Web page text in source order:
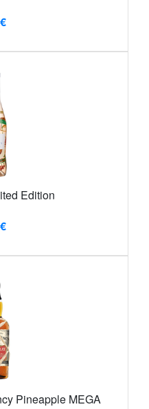
Edition
Pineapple MEGA